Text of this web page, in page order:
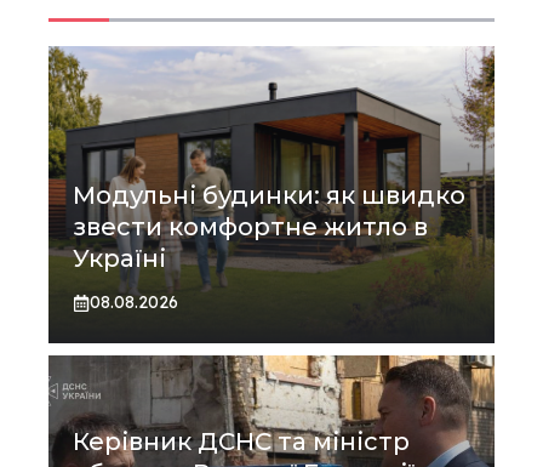
Модульні будинки: як швидко
звести комфортне житло в
Україні
08.08.2026
Керівник ДСНС та міністр